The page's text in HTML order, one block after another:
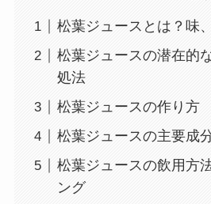
松葉ジュースとは？味
松葉ジュースの潜在的
処法
松葉ジュースの作り方
松葉ジュースの主要成
松葉ジュースの飲用方
ング